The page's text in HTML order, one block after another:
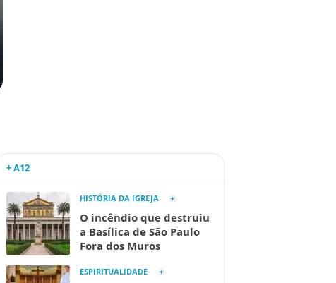
+ A12
HISTÓRIA DA IGREJA
O incêndio que destruiu
a Basílica de São Paulo
Fora dos Muros
ESPIRITUALIDADE